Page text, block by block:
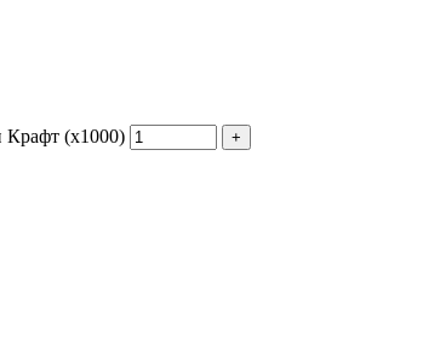
Крафт (x1000)